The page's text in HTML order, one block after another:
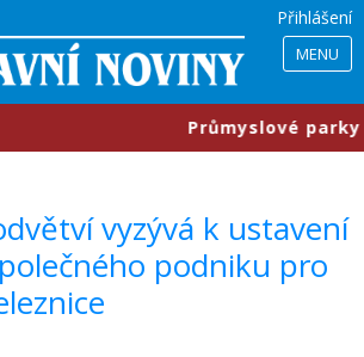
Přihlášení
MENU
​Průmyslové parky se
vyzývá k ustavení
podniku pro